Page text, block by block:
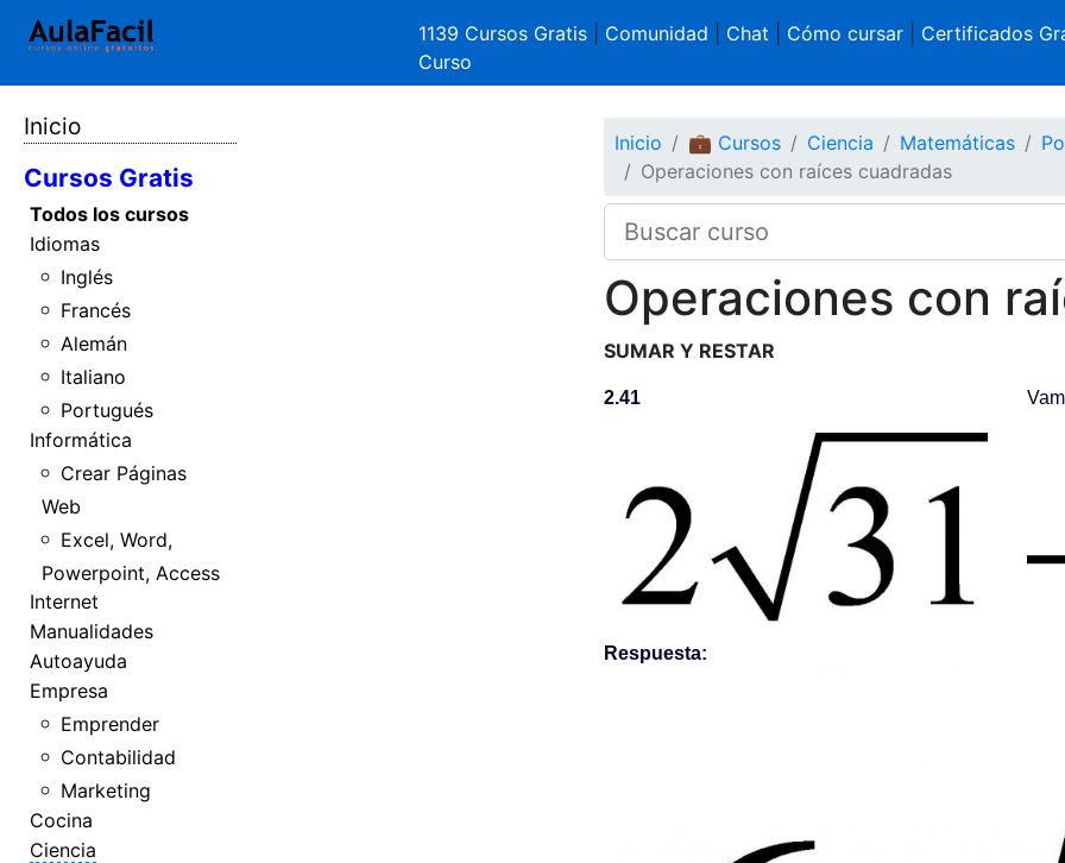
1139 Cursos Gratis Comunidad Chat Cómo cursar| Certificados
Curso
Inicio
Cursos Gratis
Todos los cursos
Idiomas
Inglés
Francés
Alemán
Italiano
Portugués
Informática
Crear Páginas
Web
Excel, Word,
Powerpoint, Access
Internet
Manualidades
Autoayuda
Empresa
Emprender
Contabilidad
Marketing
Cocina
Ciencia
Inicio 💼 Cursos Ciencia Matemáticas
Operaciones con raíces cuadradas
Operaciones con
SUMAR Y RESTAR
2.41Vamos
Respuesta: